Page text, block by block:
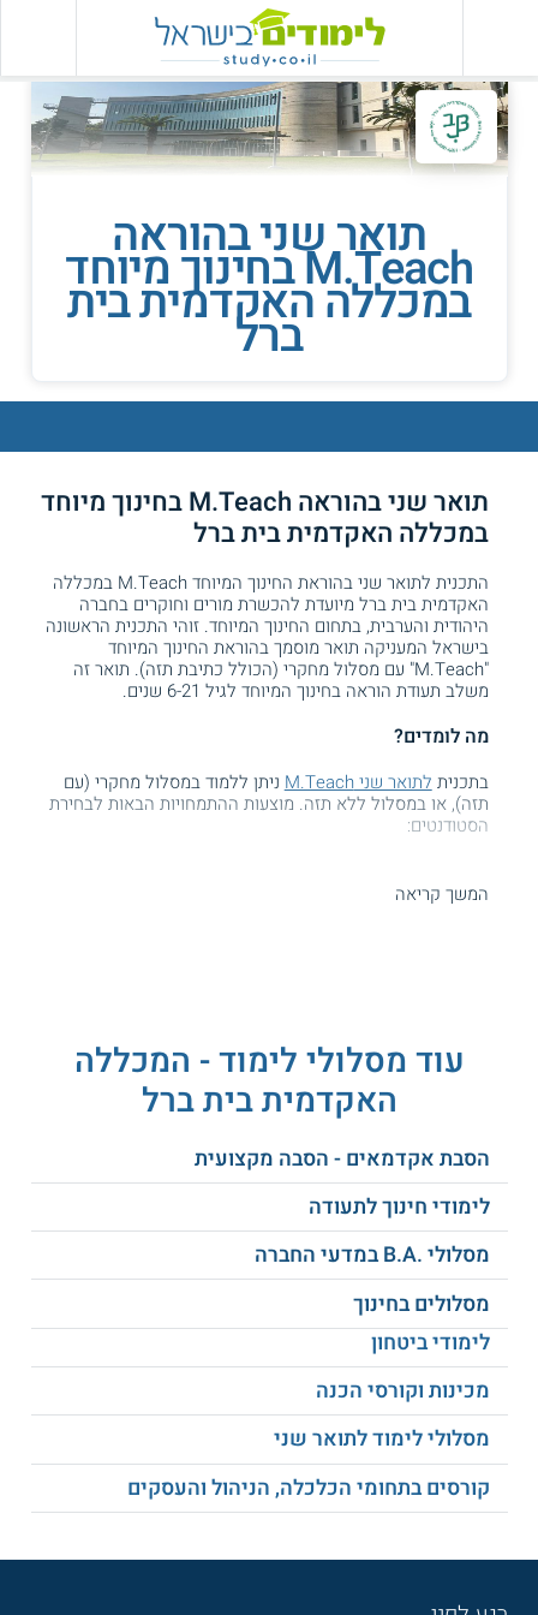
תואר שני בהוראה
M.Teach בחינוך מיוחד
במכללה האקדמית בית
ברל
תואר שני בהוראה M.Teach בחינוך מיוחד
במכללה האקדמית בית ברל
התכנית לתואר שני בהוראת החינוך המיוחד M.Teach במכללה
האקדמית בית ברל מיועדת להכשרת מורים וחוקרים בחברה
היהודית והערבית, בתחום החינוך המיוחד. זוהי התכנית הראשונה
בישראל המעניקה תואר מוסמך בהוראת החינוך המיוחד
"M.Teach" עם מסלול מחקרי (הכולל כתיבת תזה). תואר זה
משלב תעודת הוראה בחינוך המיוחד לגיל 6-21 שנים.
מה לומדים?
בתכנית לתואר שני M.Teach
ניתן ללמוד במסלול מחקרי (עם
תזה), או במסלול ללא תזה. מוצעות ההתמחויות הבאות לבחירת
הסטודנטים:
נלמדות מוגבלויות ברמה בינונית ומורכבת,
בהתמחות מתמקדים בקומורבידיות (תחלואה
נלווית) בין לקויות למידה והפרעות נלוות
בתחום הקוגניטיבי, הלשוני, החברתי, המוטורי,
ההתנהגותי, והרגשי.
תלמידים על הרצף האוטיסטי:
בתלמידים המאובחנים על פני הרצף האוטיסטי
(ASD), החל מתלמידים בתפקוד נמוך, וכלה
בתלמידים בתפקוד גבוה.
מה משך הלימודים ומתכונתם?
היקף התכניתלתואר שני בחינוך
הינו שנתיים (4 סמסטרים).
הלימודים בתכנית M.Teach בחינוך המיוחד נערכים ביומיים
במהלך השבוע, וכוללים התנסות בבוקר אחד בשבוע לאורך שנה
א'.
המשך קריאה
עוד מסלולי לימוד - המכללה
האקדמית בית ברל
הסבת אקדמאים - הסבה מקצועית
לימודי חינוך לתעודה
מסלולי .B.A במדעי החברה
מסלולים בחינוך
לימודי ביטחון
מכינות וקורסי הכנה
מסלולי לימוד לתואר שני
קורסים בתחומי הכלכלה, הניהול והעסקים